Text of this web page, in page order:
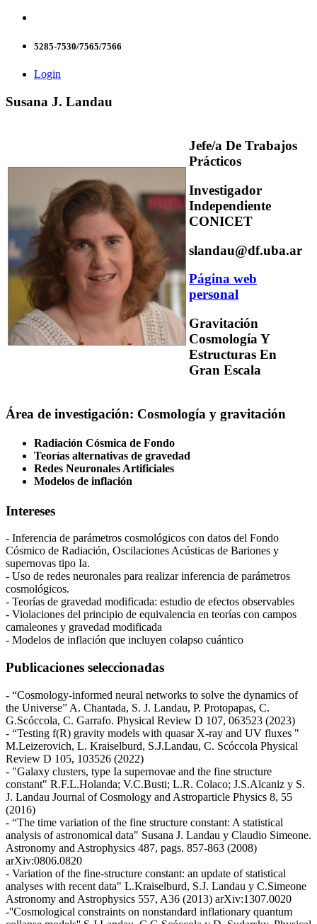
5285-7530/7565/7566
Login
Susana J. Landau
Jefe/a De Trabajos
Prácticos
Investigador
Independiente
CONICET
slandau@df.uba.ar
Página web
personal
Gravitación
Cosmología Y
Estructuras En
Gran Escala
Área de investigación: Cosmología y gravitación
Radiación Cósmica de Fondo
Teorías alternativas de gravedad
Redes Neuronales Artificiales
Modelos de inflación
Intereses
- Inferencia de parámetros cosmológicos con datos del Fondo
Cósmico de Radiación, Oscilaciones Acústicas de Bariones y
supernovas tipo Ia.
- Uso de redes neuronales para realizar inferencia de parámetros
cosmológicos.
- Teorías de gravedad modificada: estudio de efectos observables
- Violaciones del principio de equivalencia en teorías con campos
camaleones y gravedad modificada
- Modelos de inflación que incluyen colapso cuántico
Publicaciones seleccionadas
- “Cosmology-informed neural networks to solve the dynamics of
the Universe” A. Chantada, S. J. Landau, P. Protopapas, C.
G.Scóccola, C. Garrafo. Physical Review D 107, 063523 (2023)
- “Testing f(R) gravity models with quasar X-ray and UV fluxes "
M.Leizerovich, L. Kraiselburd, S.J.Landau, C. Scóccola Physical
Review D 105, 103526 (2022)
- "Galaxy clusters, type Ia supernovae and the fine structure
constant" R.F.L.Holanda; V.C.Busti; L.R. Colaco; J.S.Alcaniz y S.
J. Landau Journal of Cosmology and Astroparticle Physics 8, 55
(2016)
- “The time variation of the fine structure constant: A statistical
analysis of astronomical data" Susana J. Landau y Claudio Simeone.
Astronomy and Astrophysics 487, pags. 857-863 (2008)
arXiv:0806.0820
- Variation of the fine-structure constant: an update of statistical
analyses with recent data" L.Kraiselburd, S.J. Landau y C.Simeone
Astronomy and Astrophysics 557, A36 (2013) arXiv:1307.0020
-''Cosmological constraints on nonstandard inflationary quantum